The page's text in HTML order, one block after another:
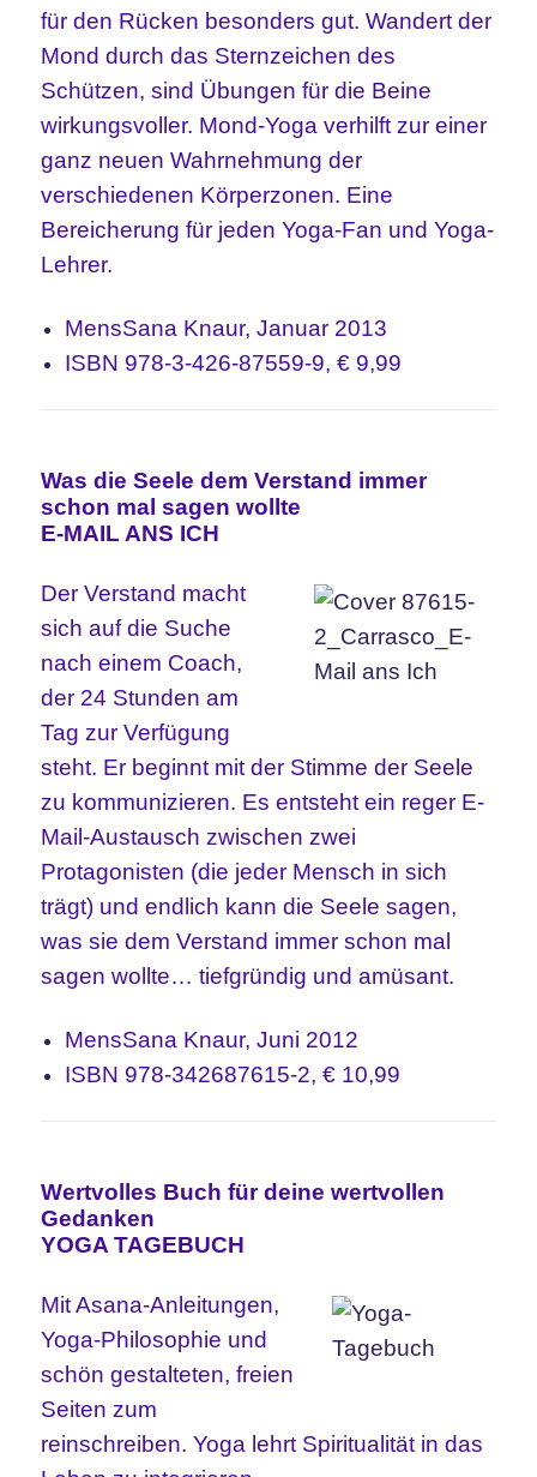
für den Rücken besonders gut. Wandert der
Mond durch das Sternzeichen des
Schützen, sind Übungen für die Beine
wirkungsvoller. Mond-Yoga verhilft zur einer
ganz neuen Wahrnehmung der
verschiedenen Körperzonen. Eine
Bereicherung für jeden Yoga-Fan und Yoga-
Lehrer.
MensSana Knaur, Januar 2013
ISBN 978-3-426-87559-9, € 9,99
Was die Seele dem Verstand immer
schon mal sagen wollte
E-MAIL ANS ICH
Der Verstand macht
sich auf die Suche
nach einem Coach,
der 24 Stunden am
Tag zur Verfügung
steht. Er beginnt mit der Stimme der Seele
zu kommunizieren. Es entsteht ein reger E-
Mail-Austausch zwischen zwei
Protagonisten (die jeder Mensch in sich
trägt) und endlich kann die Seele sagen,
was sie dem Verstand immer schon mal
sagen wollte… tiefgründig und amüsant.
MensSana Knaur, Juni 2012
ISBN 978-342687615-2, € 10,99
Wertvolles Buch für deine wertvollen
Gedanken
YOGA TAGEBUCH
Mit Asana-Anleitungen,
Yoga-Philosophie und
schön gestalteten, freien
Seiten zum
reinschreiben. Yoga lehrt Spiritualität in das